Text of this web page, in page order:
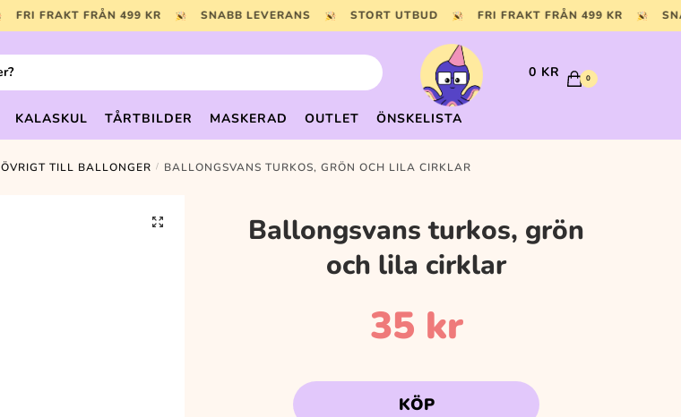
FRI FRAKT FRÅN 499 KR SNABB LEVERANS STORT UTBUD FRI FRAKT FRÅN 499 KR
0 KR 0
KALASKUL TÅRTBILDER MASKERAD OUTLET ÖNSKELISTA
ÖVRIGT TILL BALLONGER / BALLONGSVANS TURKOS, GRÖN OCH LILA CIRKLAR
🔍
Ballongsvans turkos, grön
och lila cirklar
35 kr
KÖP